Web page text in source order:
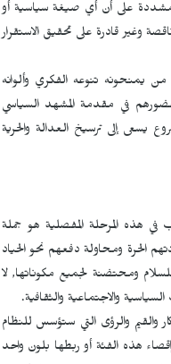
مشددة على أن أي صيغة سياسية أو
وغير قادرة على تحقيق الاستقرار
يمنحونه تنوعه الفكري وألوانه
في مقدمة المشهد السياسي
يسعى إلى ترسيخ العدالة والحرية
هذه المرحلة المفصلية هو جملة
الحرة ومحاولة دفعهم نحو الحياد
ومحتضنة لجميع مكوناتها, لا
والاجتماعية والثقافية.
والقيم والرؤى التي ستؤسس للنظام
إقصاء هذه الفئة أو ربطها بلون واحد